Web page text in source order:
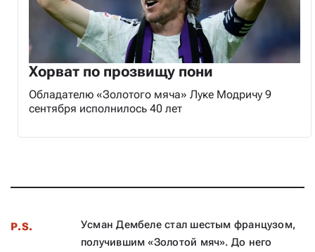
Хорват по прозвищу пони
Обладателю «Золотого мяча» Луке Модричу 9
сентября исполнилось 40 лет
P.S.
Усман Дембеле стал шестым французом,
получившим «Золотой мяч». До него